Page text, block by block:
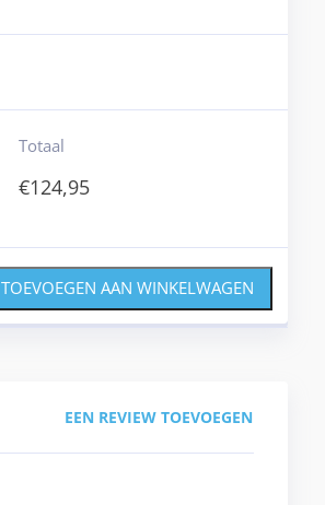
Totaal
€124,95
TOEVOEGEN AAN WINKELWAGEN
EEN REVIEW TOEVOEGEN